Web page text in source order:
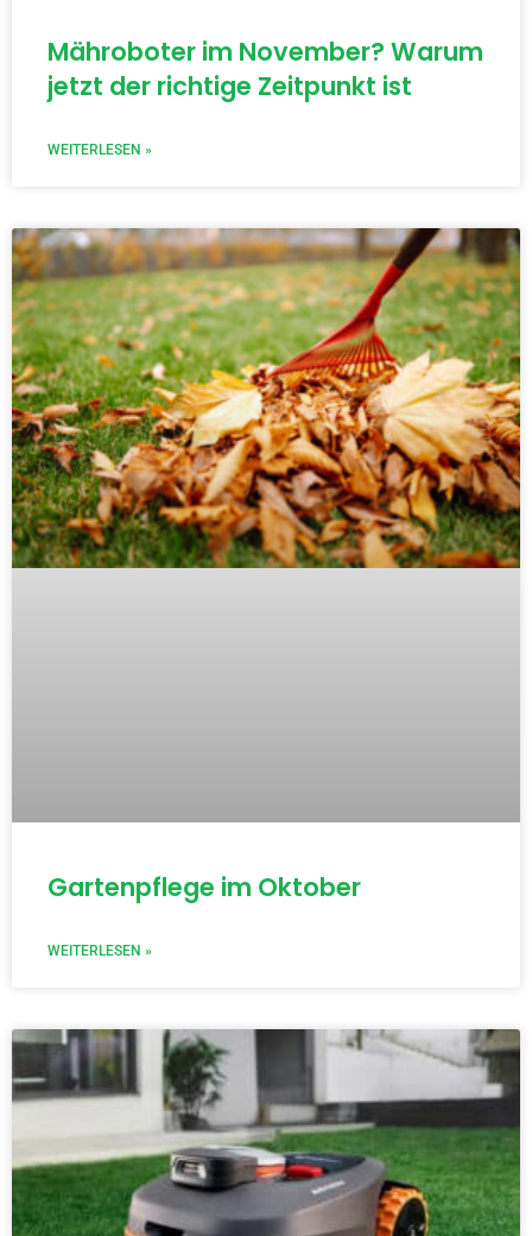
Mähroboter im November? Warum
jetzt der richtige Zeitpunkt ist
WEITERLESEN »
Gartenpflege im Oktober
WEITERLESEN »